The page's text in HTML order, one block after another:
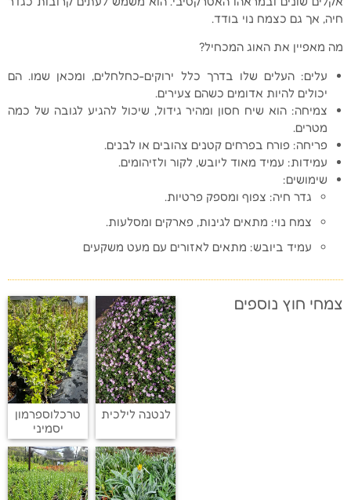
חיה, אך גם כצמח נוי בודד.
מה מאפיין את האוג המכחיל?
עלים: העלים שלו בדרך כלל ירוקים-כחלחלים, ומכאן שמו. הם
יכולים להיות אדומים כשהם צעירים.
צמיחה: הוא שיח חסון ומהיר גידול, שיכול להגיע לגובה של כמה
מטרים.
פריחה: פורח בפרחים קטנים צהובים או לבנים.
עמידות: עמיד מאוד ליובש, לקור ולזיהומים.
שימושים:
גדר חיה: צפוף ומספק פרטיות.
צמח נוי: מתאים לגינות, פארקים ומסלעות.
עמיד ביובש: מתאים לאזורים עם מעט משקעים
צמחי חוץ נוספים
לנטנה לילכית
טרכלוספרמון
יסמיני